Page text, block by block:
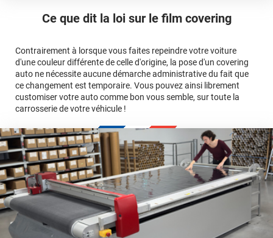
Ce que dit la loi sur le film covering
Contrairement à lorsque vous faites repeindre votre voiture
d'une couleur différente de celle d'origine, la pose d'un covering
auto ne nécessite aucune démarche administrative du fait que
ce changement est temporaire. Vous pouvez ainsi librement
customiser votre auto comme bon vous semble, sur toute la
carrosserie de votre véhicule !
avant jusqu'au bas du parechoc arrière, en passant par le
Multipliez ce résultat par 3.
conseillers
commerciaux
pose
Le covering protège la peinture d'origine, pour la garder en
Le covering peut s'enlever à tout moment
Le covering revient moins cher
covering 3D
calculateur